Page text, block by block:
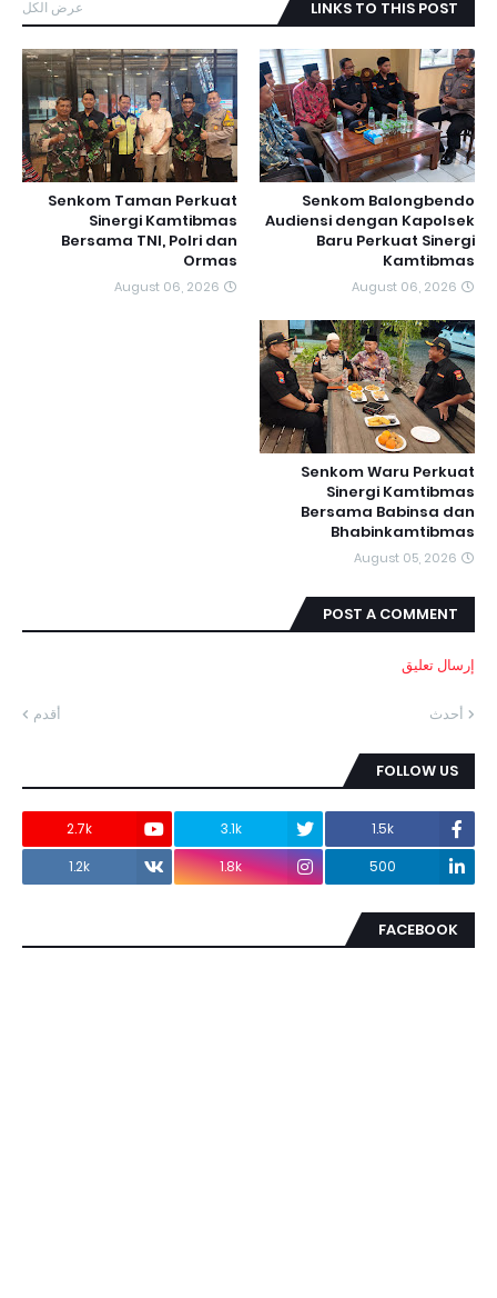
LINKS TO THIS POST عرض الكل
Senkom Balongbendo
Audiensi dengan Kapolsek
Baru Perkuat Sinergi
Kamtibmas
August 06, 2026
Senkom Taman Perkuat
Sinergi Kamtibmas
Bersama TNI, Polri dan
Ormas
August 06, 2026
Senkom Waru Perkuat
Sinergi Kamtibmas
Bersama Babinsa dan
Bhabinkamtibmas
August 05, 2026
POST A COMMENT
إرسال تعليق
أحدث أقدم
FOLLOW US
1.5k
3.1k
2.7k
500
1.8k
1.2k
FACEBOOK